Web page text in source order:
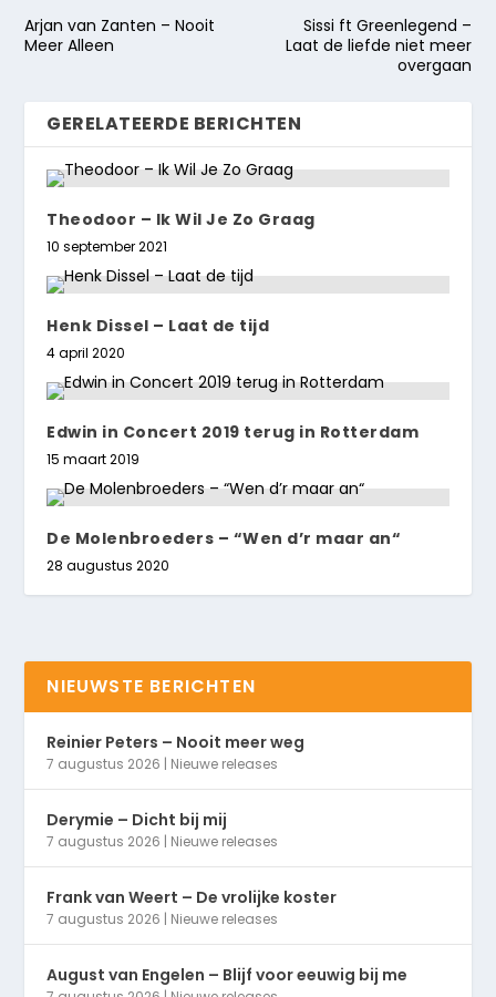
Arjan van Zanten – Nooit
Meer Alleen
Sissi ft Greenlegend –
Laat de liefde niet meer
overgaan
GERELATEERDE BERICHTEN
Theodoor – Ik Wil Je Zo Graag
10 september 2021
Henk Dissel – Laat de tijd
4 april 2020
Edwin in Concert 2019 terug in Rotterdam
15 maart 2019
De Molenbroeders – “Wen d’r maar an“
28 augustus 2020
NIEUWSTE BERICHTEN
Reinier Peters – Nooit meer weg
7 augustus 2026 | Nieuwe releases
Derymie – Dicht bij mij
7 augustus 2026 | Nieuwe releases
Frank van Weert – De vrolijke koster
7 augustus 2026 | Nieuwe releases
August van Engelen – Blijf voor eeuwig bij me